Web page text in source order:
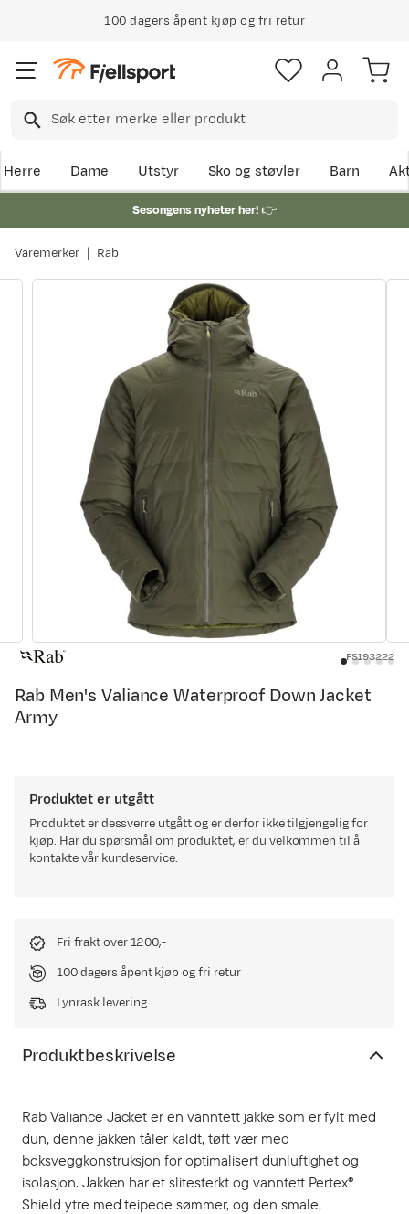
100 dagers åpent kjøp og fri retur
Herre Dame Utstyr Sko og støvler Barn
Sesongens nyheter her!👉
Varemerker Rab
FS193222
Rab Men's Valiance Waterproof Down Jacket
Army
Produktet er utgått
Produktet er dessverre utgått og er derfor ikke tilgjengelig for
kjøp. Har du spørsmål om produktet, er du velkommen til å
kontakte vår kundeservice.
Fri frakt over 1200,-
100 dagers åpent kjøp og fri retur
Lynrask levering
Produktbeskrivelse
Rab Valiance Jacket er en vanntett jakke som er fylt med
dun, denne jakken tåler kaldt, tøft vær med
boksveggkonstruksjon for optimalisert dunluftighet og
isolasjon. Jakken har et slitesterkt og vanntett Pertex®
Shield ytre med teipede sømmer, og den smale,